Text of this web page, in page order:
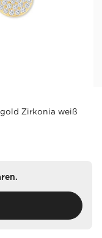
Zirkonia weiß